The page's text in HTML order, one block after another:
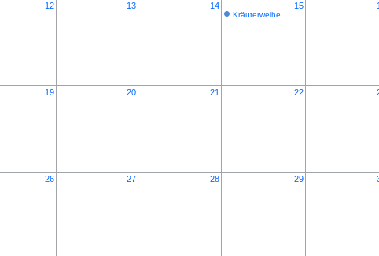
12 13 14 15
Kräuterweihe
19 20 21 22
26 27 28 29